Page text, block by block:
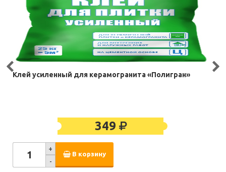
Клей усиленный для керамогранита «Полигран»
349
+
-
В корзину